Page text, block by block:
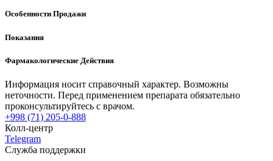
Особенности Продажи
Показания
Фармакологические Действия
Информация носит справочный характер. Возможны
неточности. Перед применением препарата обязательно
проконсультируйтесь с врачом.
+998 (71) 205-0-888
Колл-центр
Telegram
Служба поддержки